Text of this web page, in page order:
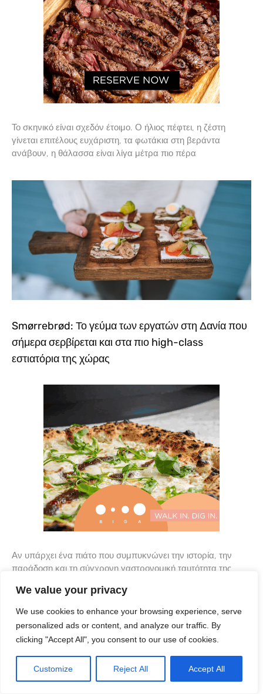
We value your privacy
We use cookies to enhance your browsing experience, serve
personalized ads or content, and analyze our traffic. By
clicking "Accept All", you consent to our use of cookies.
Customize Reject All Accept All
Το σκηνικό είναι σχεδόν έτοιμο. Ο ήλιος πέφτει, η ζέστη
γίνεται επιτέλους ευχάριστη, τα φωτάκια στη βεράντα
ανάβουν, η θάλασσα είναι λίγα μέτρα πιο πέρα
Smørrebrød: Το γεύμα των εργατών στη Δανία που
σήμερα σερβίρεται και στα πιο high-class
εστιατόρια της χώρας
Αν υπάρχει ένα πιάτο που συμπυκνώνει την ιστορία, την
παράδοση και τη σύγχρονη γαστρονομική ταυτότητα της